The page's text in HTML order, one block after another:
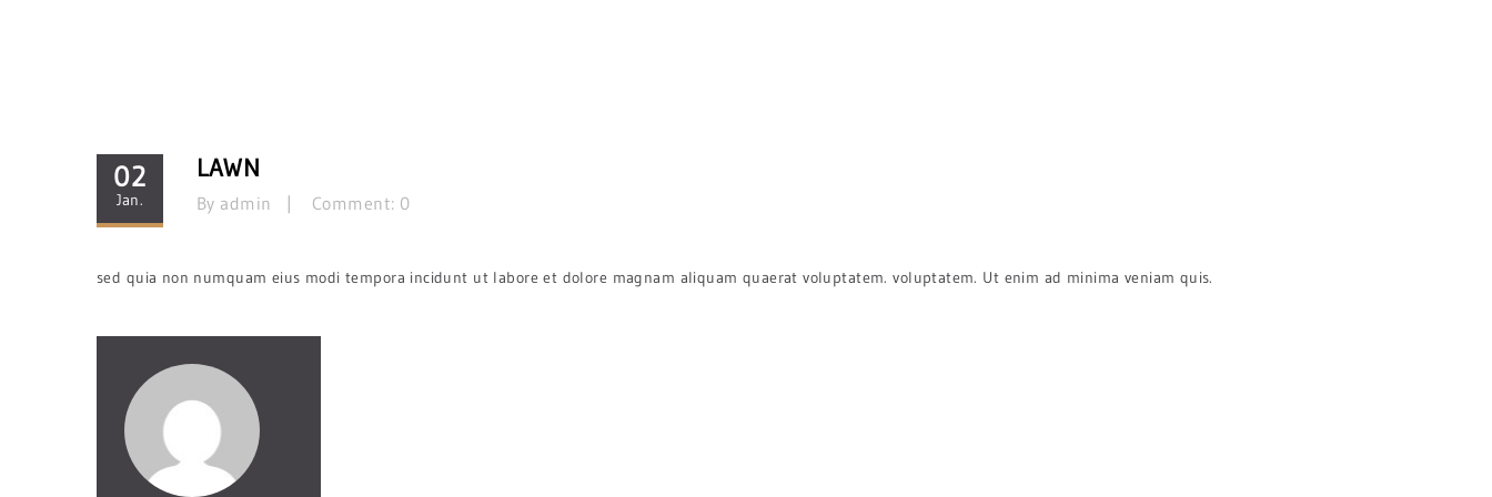
02
Jan.
LAWN
By admin Comment: 0
sed quia non numquam eius modi tempora incidunt ut labore et dolore magnam aliquam quaerat voluptatem. voluptatem. Ut enim ad minima veniam quis.